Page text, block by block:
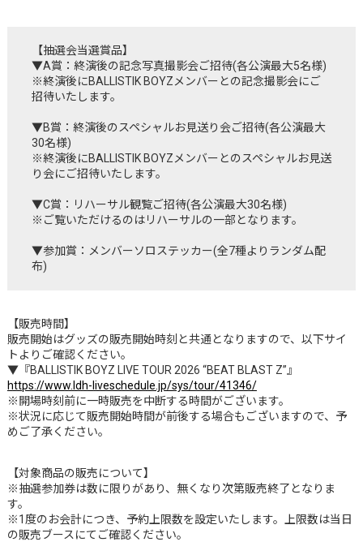
【抽選会当選賞品】
▼A賞：終演後の記念写真撮影会ご招待(各公演最大5名様)
※終演後にBALLISTIK BOYZメンバーとの記念撮影会にご
招待いたします。
▼B賞：終演後のスペシャルお見送り会ご招待(各公演最大
30名様)
※終演後にBALLISTIK BOYZメンバーとのスペシャルお見送
り会にご招待いたします。
▼C賞：リハーサル観覧ご招待(各公演最大30名様)
※ご覧いただけるのはリハーサルの一部となります。
▼参加賞：メンバーソロステッカー(全7種よりランダム配
布)
【販売時間】
販売開始はグッズの販売開始時刻と共通となりますので、以下サイ
トよりご確認ください。
▼『BALLISTIK BOYZ LIVE TOUR 2026 “BEAT BLAST Z”』
https://www.ldh-liveschedule.jp/sys/tour/41346/
※開場時刻前に一時販売を中断する時間がございます。
※状況に応じて販売開始時間が前後する場合もございますので、予
めご了承ください。
【対象商品の販売について】
※抽選参加券は数に限りがあり、無くなり次第販売終了となりま
す。
※1度のお会計につき、予約上限数を設定いたします。上限数は当日
の販売ブースにてご確認ください。